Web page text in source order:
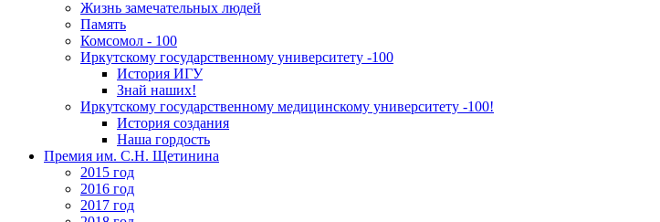
Жизнь замечательных людей
Память
Комсомол - 100
Иркутскому государственному университету -100
История ИГУ
Знай наших!
Иркутскому государственному медицинскому университету -100!
История создания
Наша гордость
Премия им. С.Н. Щетинина
2015 год
2016 год
2017 год